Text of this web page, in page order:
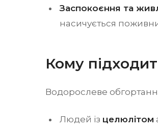
Заспокоєння та
насичується
Кому
Водорослеве
Людей із целюлітом